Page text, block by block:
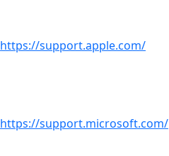
https://support.apple.com/
https://support.microsoft.com/